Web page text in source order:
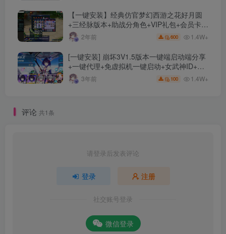
【一键安装】经典仿官梦幻西游之花好月圆
+三经脉版本+助战分角色+VIP礼包+会员卡
+剧情活动+视频搭建及其他修改资料
2年前 600 1.4W+
[一键安装] 崩坏3V1.5版本一键端启动端分享
+一键代理+免虚拟机一键启动+女武神ID+详
细指令+极简一键修改
3年前 100 1.4W+
评论 共1条
请登录后发表评论
登录 注册
社交账号登录
微信登录